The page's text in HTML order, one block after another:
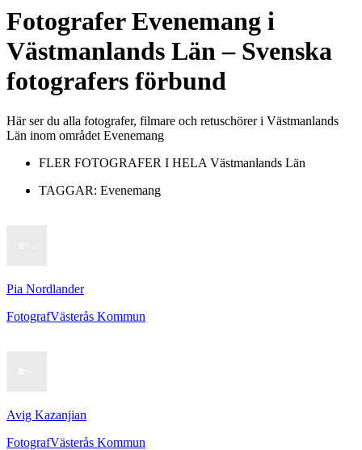
FotograferEvenemang i
Västmanlands Län– Svenska
fotografers förbund
Här ser du alla fotografer, filmare och retuschörer i Västmanlands
Län inom området Evenemang
FLER FOTOGRAFER I HELA Västmanlands Län
TAGGAR: Evenemang
Pia Nordlander
FotografVästerås Kommun
Avig Kazanjian
FotografVästerås Kommun